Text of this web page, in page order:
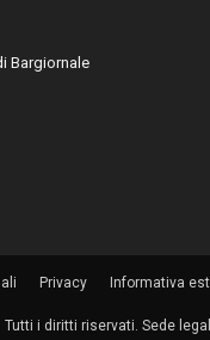
Bargiornale
Privacy Informativa
i diritti riservati. Sede